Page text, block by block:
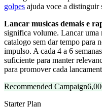
golpes ajuda voce a distinguir
Lancar musicas demais e
significa volume. Lancar uma
catalogo sem dar tempo para
impulso. A cada 4 a 6
suficiente para manter
para promover cada
Recommended Campaign
StarterPlan